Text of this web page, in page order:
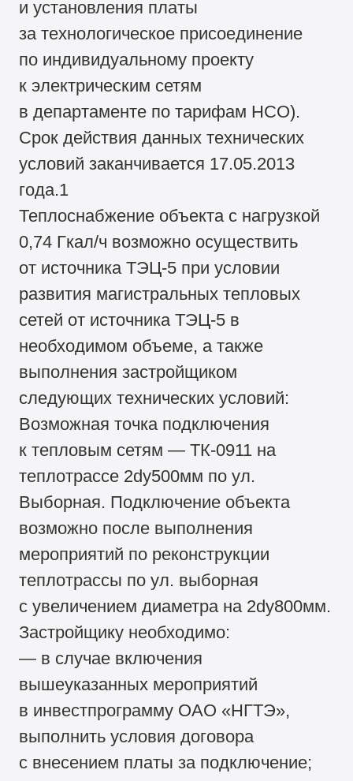
и установления платы
за технологическое присоединение
по индивидуальному проекту
к электрическим сетям
в департаменте по тарифам НСО).
Срок действия данных технических
условий заканчивается 17.05.2013
года.1
Теплоснабжение объекта с нагрузкой
0,74 Гкал/ч возможно осуществить
от источника ТЭЦ-5 при условии
развития магистральных тепловых
сетей от источника ТЭЦ-5 в
необходимом объеме, а также
выполнения застройщиком
следующих технических условий:
Возможная точка подключения
к тепловым сетям — ТК-0911 на
теплотрассе 2dy500мм по ул.
Выборная. Подключение объекта
возможно после выполнения
мероприятий по реконструкции
теплотрассы по ул. выборная
с увеличением диаметра на 2dy800мм.
Застройщику необходимо:
— в случае включения
вышеуказанных мероприятий
в инвестпрограмму ОАО «НГТЭ»,
выполнить условия договора
с внесением платы за подключение;